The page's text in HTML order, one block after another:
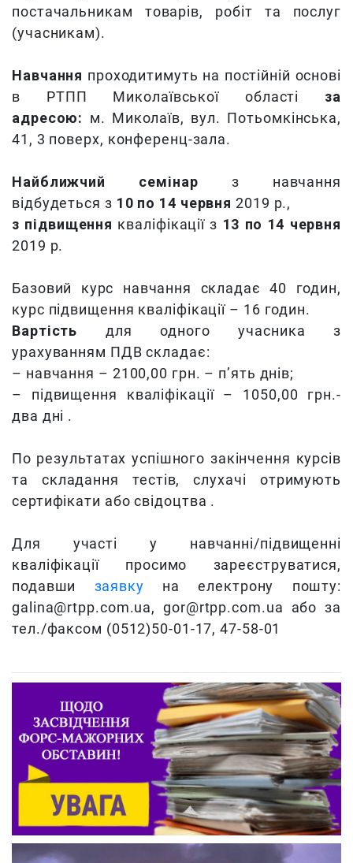
постачальникам товарів, робіт та послуг
(учасникам).
Навчання проходитимуть на постійній основі
в РТПП Миколаївської області за
адресою: м. Миколаїв, вул. Потьомкінська,
41, 3 поверх, конференц-зала.
Найближчий семінар з навчання
відбудеться з 10 по 14 червня2019 р.,
з підвищення кваліфікації з 13 по 14 червня
2019 р.
Базовий курс навчання складає 40 годин,
курс підвищення кваліфікації – 16 годин.
Вартість для одного учасника з
урахуванням ПДВ складає:
– навчання – 2100,00 грн. – п’ять днів;
– підвищення кваліфікації – 1050,00 грн.-
два дні .
По результатах успішного закінчення курсів
та складання тестів, слухачі отримують
сертифікати або свідоцтва .
Для участі у навчанні/підвищенні
кваліфікації просимо зареєструватися,
подавши заявку на електрону пошту:
galina@rtpp.com.ua, gor@rtpp.com.ua або за
тел./факсом (0512)50-01-17, 47-58-01